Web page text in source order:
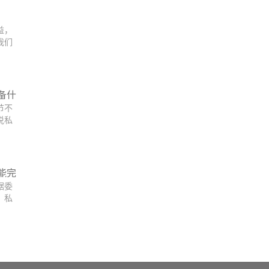
们
什
不
私
完
委
私